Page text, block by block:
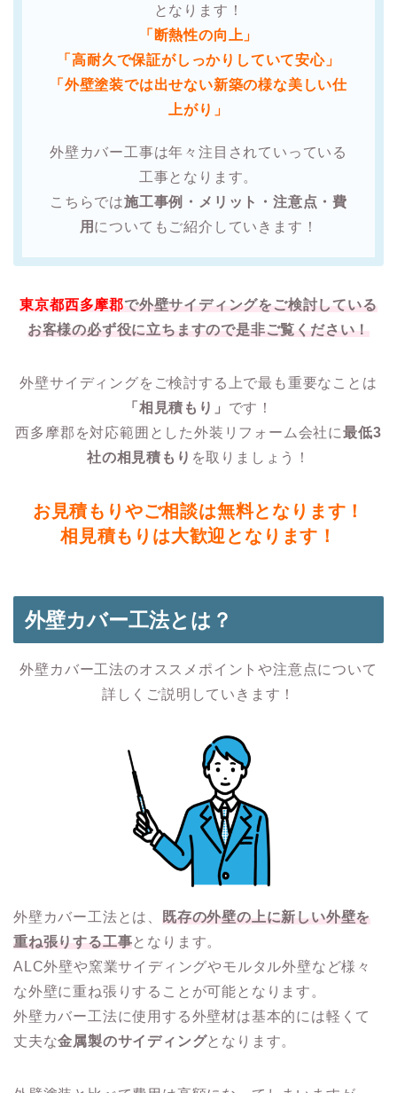
となります！
「断熱性の向上」
「高耐久で保証がしっかりしていて安心」
「外壁塗装では出せない新築の様な美しい仕
上がり」
外壁カバー工事は年々注目されていっている
工事となります。
こちらでは施工事例・メリット・注意点・費
用 についてもご紹介していきます！
東京都西多摩郡で外壁サイディングをご検討している
お客様の必ず役に立ちますので是非ご覧ください！
外壁サイディングをご検討する上で最も重要なことは
「相見積もり」 です！
西多摩郡を対応範囲とした外装リフォーム会社に最低3
社の相見積もり を取りましょう！
お見積もりやご相談は無料となります！
相見積もりは大歓迎となります！
外壁カバー工法とは？
外壁カバー工法のオススメポイントや注意点について
詳しくご説明していきます！
外壁カバー工法とは、
既存の外壁の上に新しい外壁を
重ね張りする工事となります。
ALC外壁や窯業サイディングやモルタル外壁など様々
な外壁に重ね張りすることが可能となります。
外壁カバー工法に使用する外壁材は基本的には軽くて
丈夫な金属製のサイディングとなります。